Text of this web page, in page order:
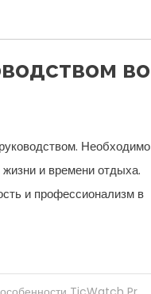
во
Необходимо
и времени отдыха.
и профессионализм в